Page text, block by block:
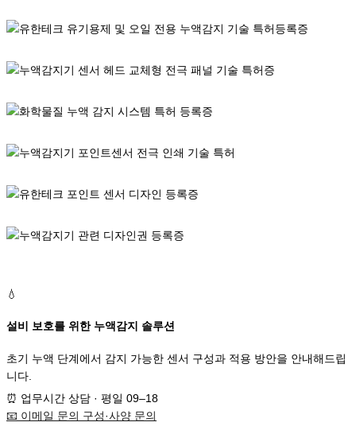
💧
설비 보호를 위한 누액감지 솔루션
초기 누액 단계에서 감지 가능한 센서 구성과 적용 방안을 안내해드립
니다.
⏰ 업무시간 상담 · 평일 09–18
📧 이메일 문의 구성·사양 문의